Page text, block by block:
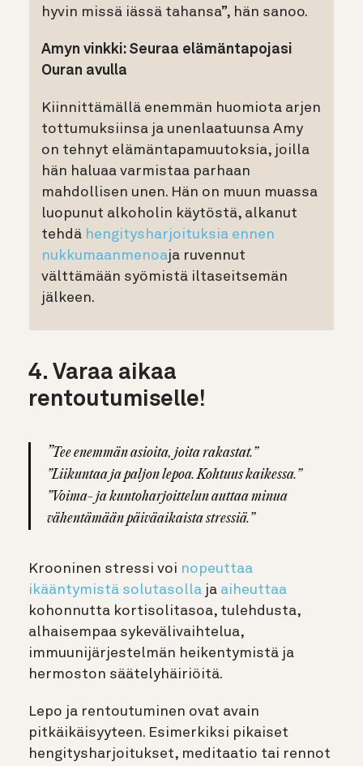
hyvin missä iässä tahansa”, hän sanoo.
Amyn vinkki: Seuraa elämäntapojasi
Ouran avulla
Kiinnittämällä enemmän huomiota arjen
tottumuksiinsa ja unenlaatuunsa Amy
on tehnyt elämäntapamuutoksia, joilla
hän haluaa varmistaa parhaan
mahdollisen unen. Hän on muun muassa
luopunut alkoholin käytöstä, alkanut
tehdä hengitysharjoituksia ennen
nukkumaanmenoaja ruvennut
välttämään syömistä iltaseitsemän
jälkeen.
4. Varaa aikaa
rentoutumiselle!
”Tee enemmän asioita, joita rakastat.”
”Liikuntaa ja paljon lepoa. Kohtuus kaikessa.”
”Voima- ja kuntoharjoittelun auttaa minua
vähentämään päiväaikaista stressiä.”
Krooninen stressi voi nopeuttaa
ikääntymistä solutasolla ja aiheuttaa
kohonnutta kortisolitasoa, tulehdusta,
alhaisempaa sykevälivaihtelua,
immuunijärjestelmän heikentymistä ja
hermoston säätelyhäiriöitä.
Lepo ja rentoutuminen ovat avain
pitkäikäisyyteen. Esimerkiksi pikaiset
hengitysharjoitukset, meditaatio tai rennot